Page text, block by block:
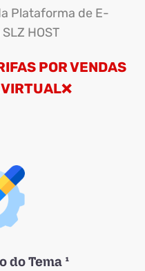
Plataforma de E-
HOST
POR VENDAS
❌
do Tema ¹